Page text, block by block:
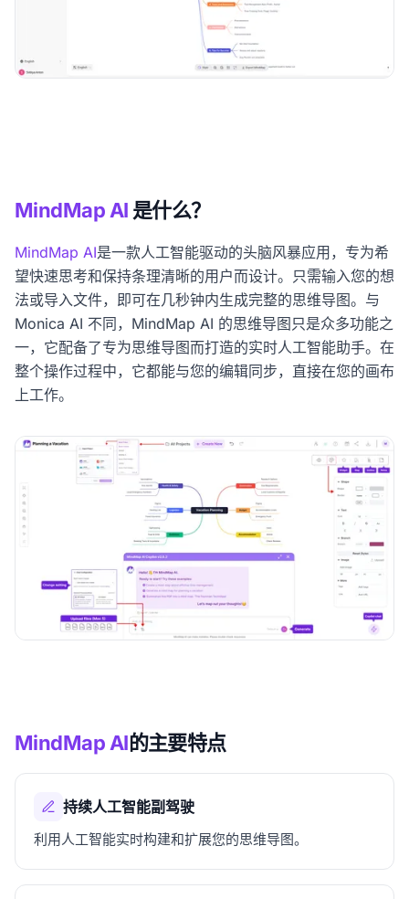
MindMap AI 是什么？
MindMap AI是一款人工智能驱动的头脑风暴应用，专为希
望快速思考和保持条理清晰的用户而设计。只需输入您的想
法或导入文件，即可在几秒钟内生成完整的思维导图。与
Monica AI 不同，MindMap AI 的思维导图只是众多功能之
一，它配备了专为思维导图而打造的实时人工智能助手。在
整个操作过程中，它都能与您的编辑同步，直接在您的画布
上工作。
MindMap AI的主要特点
持续人工智能副驾驶
利用人工智能实时构建和扩展您的思维导图。